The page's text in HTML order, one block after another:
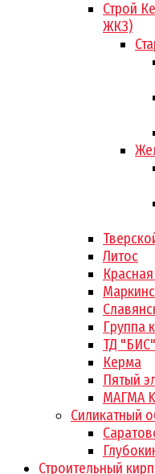
Строй
ЖКЗ)
Литос
Группа
ТД
Керма
Пятый
МАГМА
Силикатный
Строительный